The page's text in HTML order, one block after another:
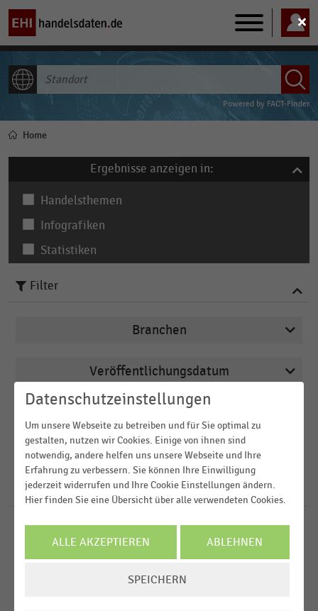
Main
navigation
Powered by FACT-Finder
Pfadnavigation
Home
Ergebnisse anzeigen in:
Handelsthemen
Infografiken
Statistiken
1719Ergebnisse fürStandort
Bevorzugte Standorte für Neueröffnungen im
Filter
Branchen
Apotheken
Arbeitsmarkt
Augenoptiker
Bäckereien
Bau- und Heimwerkermärkte
Veröffentlichungsdatum
2026
2025
2024
2023
2022
MEHR ANZEIGEN
Deutschland
Österreich
D-A-CH-Region
Weltweit
FILTER ZURÜCKSETZEN
Datenschutzeinstellungen
Um unsere Webseite zu betreiben und für Sie optimal zu
gestalten, nutzen wir Cookies. Einige von ihnen sind
notwendig, andere helfen uns unsere Webseite und Ihre
Erfahrung zu verbessern. Sie können Ihre Einwilligung
jederzeit widerrufen und Ihre Cookie Einstellungen ändern.
Hier finden Sie eine Übersicht über alle verwendeten Cookies.
ALLE AKZEPTIEREN ABLEHNEN
SPEICHERN